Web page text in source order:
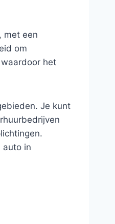
met een
om
het
Je kunt
auto in